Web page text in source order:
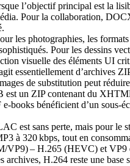
l’objectif principal est la
Pour la collaboration,
les photographies, les
Pour les dessins
visuelle des éléments UI
essentiellement d’archives
de substitution peut
est un ZIP contenant du
bénéficient d’un
est sans perte, mais pour le
à 320 kbps, tout en
VP9)– H.265 (HEVC) et VP9
archives, H.264 reste une